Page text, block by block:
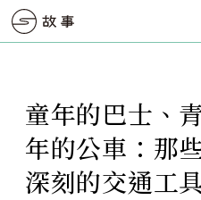
童年的巴士、
年的公車：那
深刻的交通工